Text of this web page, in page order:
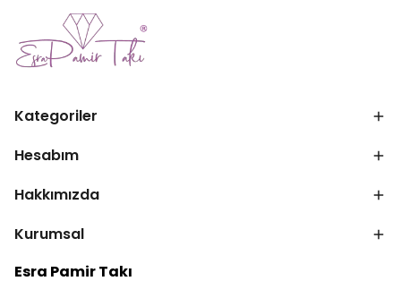
Kategoriler
Hesabım
Hakkımızda
Kurumsal
Esra Pamir Takı